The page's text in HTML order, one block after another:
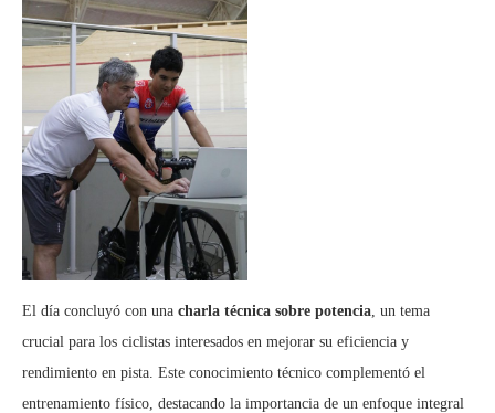
El día concluyó con una charla técnica sobre potencia , un tema
crucial para los ciclistas interesados en mejorar su eficiencia y
rendimiento en pista. Este conocimiento técnico complementó el
entrenamiento físico, destacando la importancia de un enfoque integral